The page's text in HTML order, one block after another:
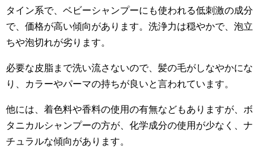
タイン系で、ベビーシャンプーにも使われる低刺激の成分
で、価格が高い傾向があります。洗浄力は穏やかで、泡立
ちや泡切れが劣ります。
必要な皮脂まで洗い流さないので、髪の毛がしなやかにな
り、カラーやパーマの持ちが良いと言われています。
他には、着色料や香料の使用の有無などもありますが、ボ
タニカルシャンプーの方が、化学成分の使用が少なく、ナ
チュラルな傾向があります。